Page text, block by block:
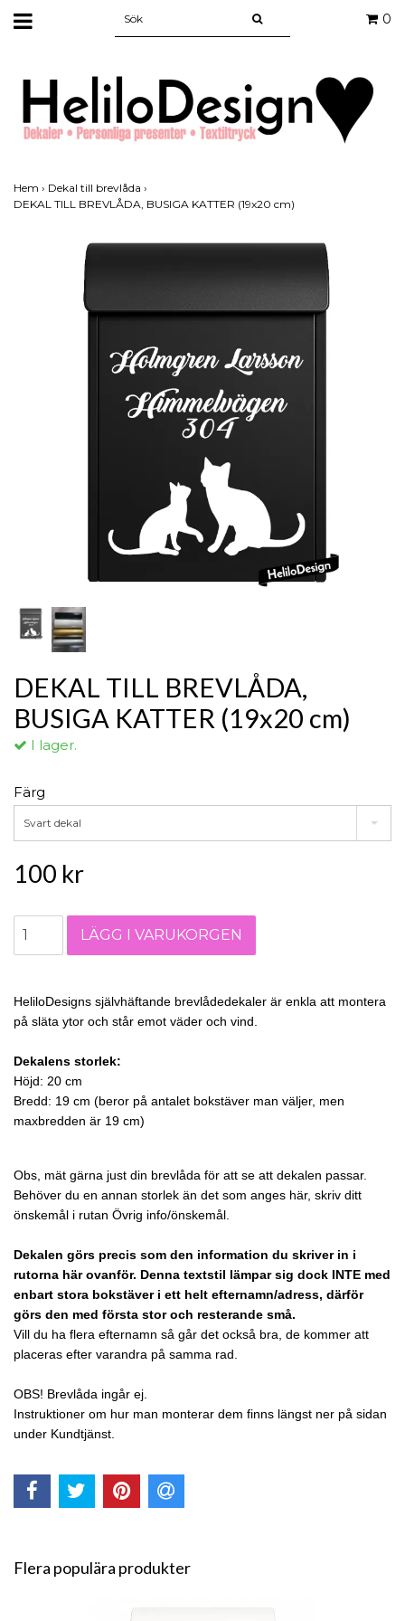
0
Hem › Dekal till brevlåda ›
DEKAL TILL BREVLÅDA, BUSIGA KATTER (19x20 cm)
DEKAL TILL BREVLÅDA,
BUSIGA KATTER (19x20 cm)
I lager.
Färg
Svart dekal
100 kr
HeliloDesigns självhäftande brevlådedekaler är enkla att montera
på släta ytor och står emot väder och vind.
Dekalens storlek:
Höjd: 20 cm
Bredd: 19 cm (beror på antalet bokstäver man väljer, men
maxbredden är 19 cm)
Obs, mät gärna just din brevlåda för att se att dekalen passar.
Behöver du en annan storlek än det som anges här, skriv ditt
önskemål i rutan Övrig info/önskemål.
Dekalen görs precis som den information du skriver in i
rutorna här ovanför. Denna textstil lämpar sig dock INTE med
enbart stora bokstäver i ett helt efternamn/adress, därför
görs den med första stor och resterande små.
Vill du ha flera efternamn så går det också bra, de kommer att
placeras efter varandra på samma rad.
OBS! Brevlåda ingår ej.
Instruktioner om hur man monterar dem finns längst ner på sidan
under Kundtjänst.
Flera populära produkter